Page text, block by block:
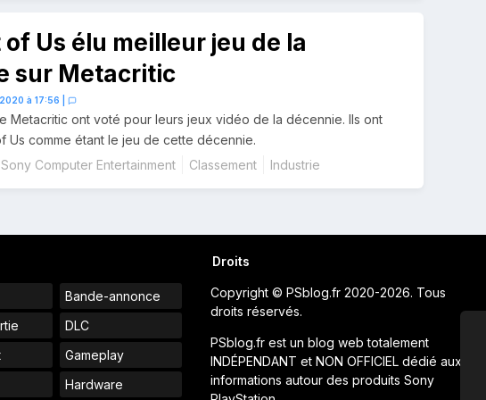
of Us élu meilleur jeu de la
sur Metacritic
à 17:56
Metacritic ont voté pour leurs jeux vidéo de la décennie. Ils ont
Us comme étant le jeu de cette décennie.
Sony Computer Entertainment Classement Industrie
Bande-annonce
DLC
Gameplay
Hardware
Droits
Copyright © PSblog.fr 2020-2026. Tous
droits réservés.
PSblog.fr est un blog web totalement
INDÉPENDANT et NON OFFICIEL dédié aux
informations autour des produits Sony